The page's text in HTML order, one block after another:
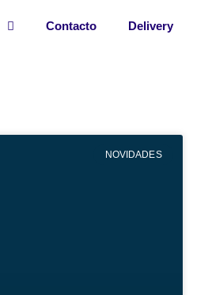
Contacto Delivery
NOVIDADES